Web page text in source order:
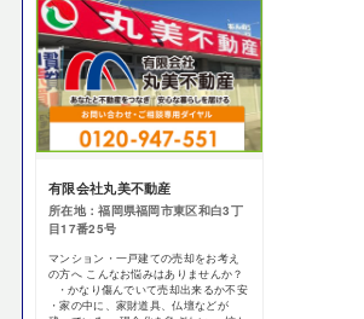
有限会社丸美不動産
所在地：福岡県福岡市東区和白3丁
目17番25号
マンション・一戸建ての売却をお考え
の方へ こんなお悩みはありませんか？
・かなり傷んでいて売却出来るか不安
・家の中に、家財道具、仏壇などが